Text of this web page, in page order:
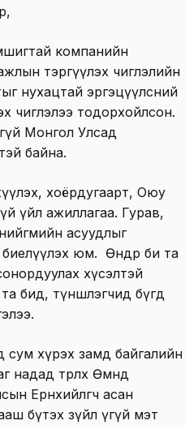
компанийн
тэргүүлэх чиглэлийн
нухацтай эргэцүүлсний
чиглэлээ тодорхойлсон.
Монгол Улсад
байна.
хоёрдугаарт, Оюу
үйл ажиллагаа. Гурав,
асуудлыг
юм. Өнөөдөр би та
хүсэлтэй
та бид, түншлэгчид бүгд
сум хүрэх замд байгалийн
надад төрөлх Өмнөд
Ерөнхийлөгч асан
бүтэх зүйл үгүй мэт